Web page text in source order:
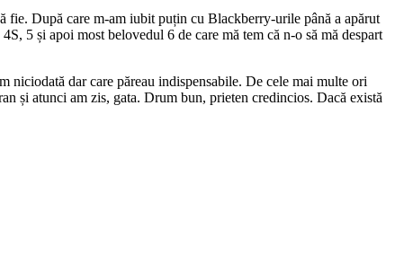
După care m-am iubit puțin cu Blackberry-urile până a apărut
5 și apoi most belovedul 6 de care mă tem că n-o să mă despart
dar care păreau indispensabile. De cele mai multe ori
și atunci am zis, gata. Drum bun, prieten credincios. Dacă există